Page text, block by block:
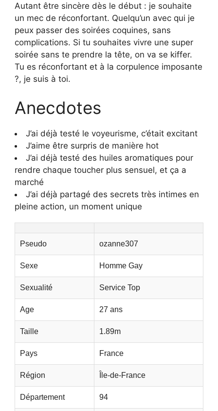
Autant être sincère dès le début : je souhaite
un mec de réconfortant. Quelqu’un avec qui je
peux passer des soirées coquines, sans
complications. Si tu souhaites vivre une super
soirée sans te prendre la tête, on va se kiffer.
Tu es réconfortant et à la corpulence imposante
?, je suis à toi.
Anecdotes
J’ai déjà testé le voyeurisme, c’était excitant
J’aime être surpris de manière hot
J’ai déjà testé des huiles aromatiques pour
rendre chaque toucher plus sensuel, et ça a
marché
J’ai déjà partagé des secrets très intimes en
pleine action, un moment unique
Pseudo ozanne307
Sexe Homme Gay
Sexualité Service Top
Age 27 ans
Taille 1.89m
Pays France
Région Île-de-France
Département 94